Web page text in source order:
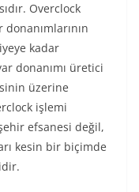
Overclock
kadar
donanımı üretici
üzerine
işlemi
efsanesi değil,
kesin bir biçimde